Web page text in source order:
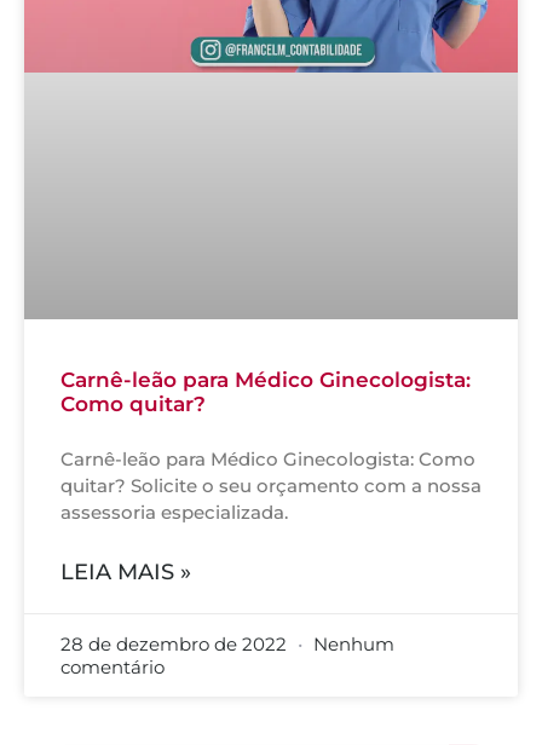
Carnê-leão para Médico Ginecologista:
Como quitar?
Carnê-leão para Médico Ginecologista: Como
quitar? Solicite o seu orçamento com a nossa
assessoria especializada.
LEIA MAIS »
28 de dezembro de 2022
Nenhum
comentário